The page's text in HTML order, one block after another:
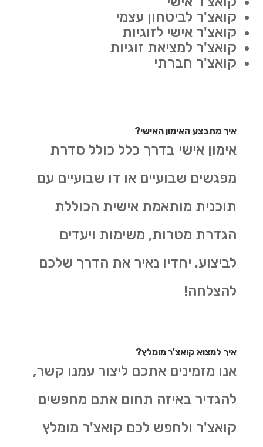
קואצ'ר לביטחון עצמי
קואצ'ר אישי לזוגיות
קואצ'ר למציאת זוגיות
קואצ'ר חברתי
איך מתבצע האימון האישי?
אימון אישי בדרך כלל כולל סדרת
מפגשים שבועיים או דו שבועיים עם
תוכנית מותאמת אישית הכוללת
הגדרת מטרות, משימות ויעדים
לביצוע. יחדיו נאיר את הדרך שלכם
להצלחה!
איך למצוא קואצ'ר מומלץ?
אנו מזמינים אתכם ליצור עמנו קשר,
להגדיר באיזה תחום אתם מחפשים
קואצ'ר ולחפש לכם קואצ'ר מומלץ